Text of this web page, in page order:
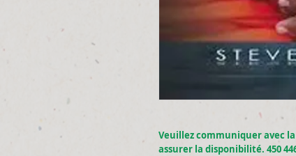
Veuillez communiquer avec
assurer la disponibilité. 450